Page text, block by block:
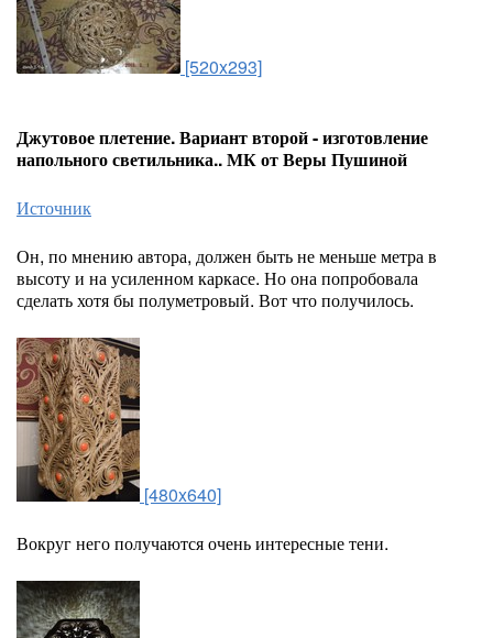
[520x293]
Джутовое плетение. Вариант второй - изготовление
напольного светильника.. МК от Веры Пушиной
Источник
Он, по мнению автора, должен быть не меньше метра в
высоту и на усиленном каркасе. Но она попробовала
сделать хотя бы полуметровый. Вот что получилось.
[480x640]
Вокруг него получаются очень интересные тени.